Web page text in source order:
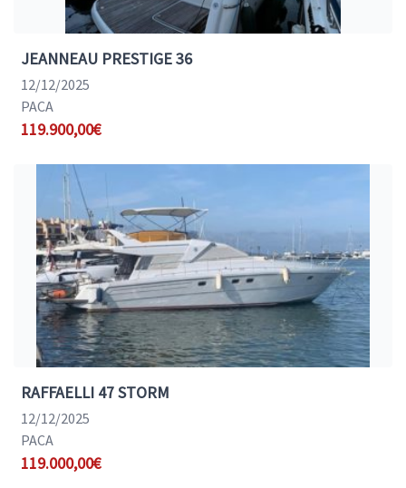
JEANNEAU PRESTIGE 36
12/12/2025
PACA
119.900,00€
RAFFAELLI 47 STORM
12/12/2025
PACA
119.000,00€